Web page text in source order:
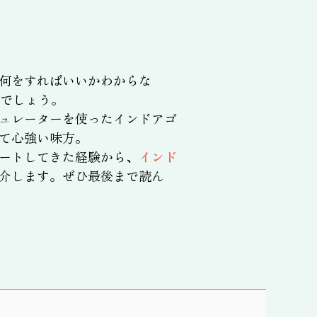
をすればいいかわからな
しょう。
レーターを使ったインドアゴ
強い味方。
してきた経験から、 インド
します。ぜひ最後まで読ん